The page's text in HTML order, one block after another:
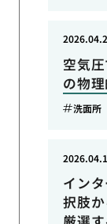
空気
の物
洗面所
イン
択肢